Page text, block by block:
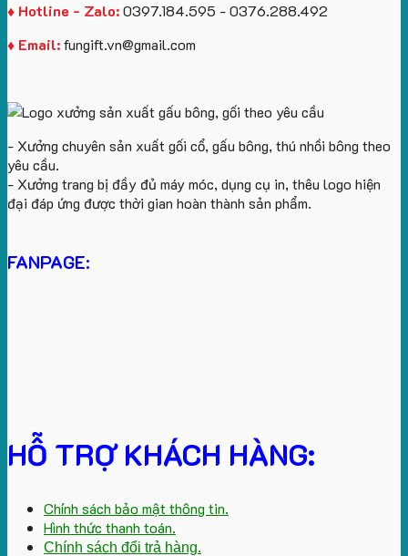
♦ Hotline - Zalo:0397.184.595 - 0376.288.492
♦ Email:fungift.vn@gmail.com
- Xưởng chuyên sản xuất gối cổ, gấu bông, thú nhồi bông theo
yêu cầu.
- Xưởng trang bị đầy đủ máy móc, dụng cụ in, thêu logo hiện
đại đáp ứng được thời gian hoàn thành sản phẩm.
FANPAGE:
HỖ TRỢ KHÁCH HÀNG:
Chính sách bảo mật thông tin.
Hình thức thanh toán.
Chính sách đổi trả hàng.